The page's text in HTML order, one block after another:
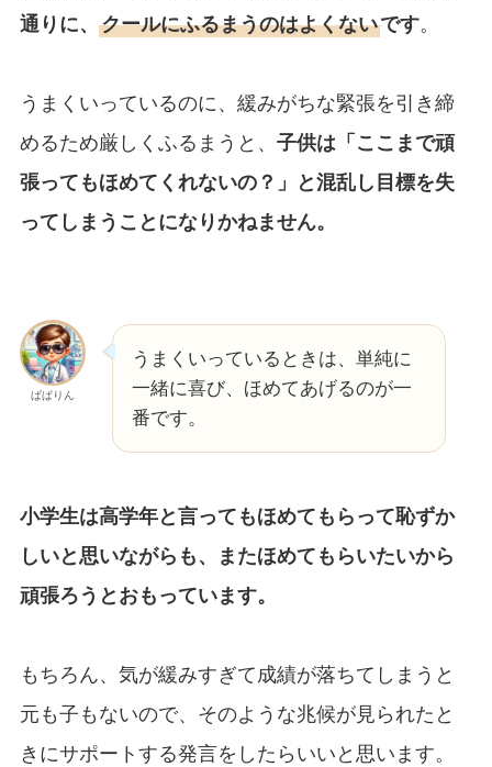
通りに、 クールにふるまうのはよくないです。
うまくいっているのに、緩みがちな緊張を引き締
めるため厳しくふるまうと、 子供は「ここまで頑
張ってもほめてくれないの？」と混乱し目標を失
ってしまうことになりかねません。
ぱぱりん
うまくいっているときは、単純に
一緒に喜び、ほめてあげるのが一
番です。
小学生は高学年と言ってもほめてもらって恥ずか
しいと思いながらも、またほめてもらいたいから
頑張ろうとおもっています。
もちろん、気が緩みすぎて成績が落ちてしまうと
元も子もないので、そのような兆候が見られたと
きにサポートする発言をしたらいいと思います。